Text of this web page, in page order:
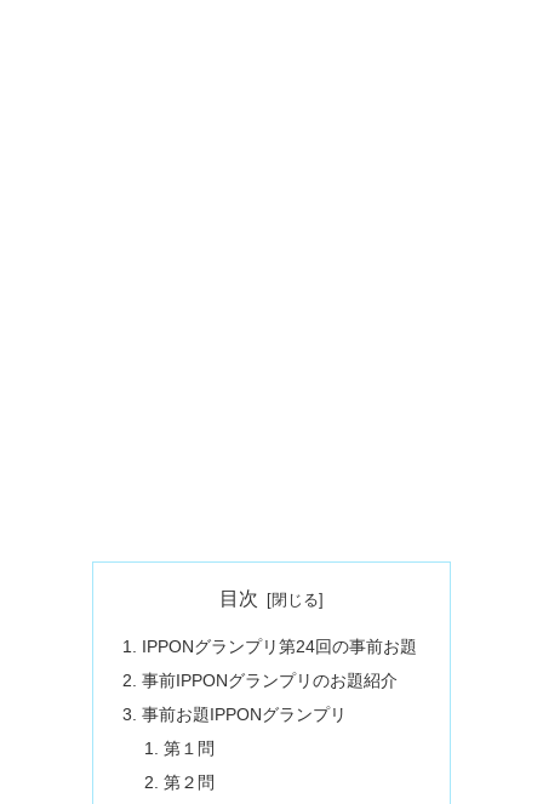
目次
IPPONグランプリ第24回の事前お題
事前IPPONグランプリのお題紹介
事前お題IPPONグランプリ
第１問
第２問